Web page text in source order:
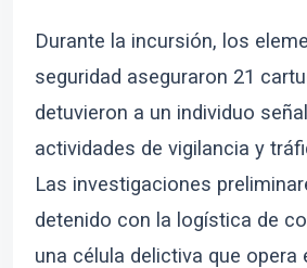
Durante la incursión, los
seguridad aseguraron 21
detuvieron a un individuo
actividades de vigilancia y
Las investigaciones
detenido con la logística de
una célula delictiva que opera